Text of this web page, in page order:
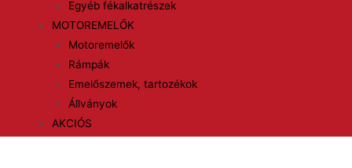
Egyéb fékalkatrészek
MOTOREMELŐK
Motoremelők
Rámpák
Emelőszemek, tartozékok
Állványok
AKCIÓS